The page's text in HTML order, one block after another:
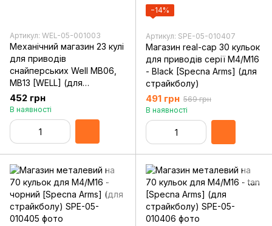
Артикул: WEL-05-001003
Механічний магазин 23 кулі
для приводів
снайперських Well MB06,
MB13 [WELL] (для
страйкболу)
452 грн
В наявності
−14%
Артикул: SPE-05-010407
Магазин real-cap 30 кульок
для приводів серії M4/M16
- Black [Specna Arms] (для
страйкболу)
491 грн 569 грн
В наявності